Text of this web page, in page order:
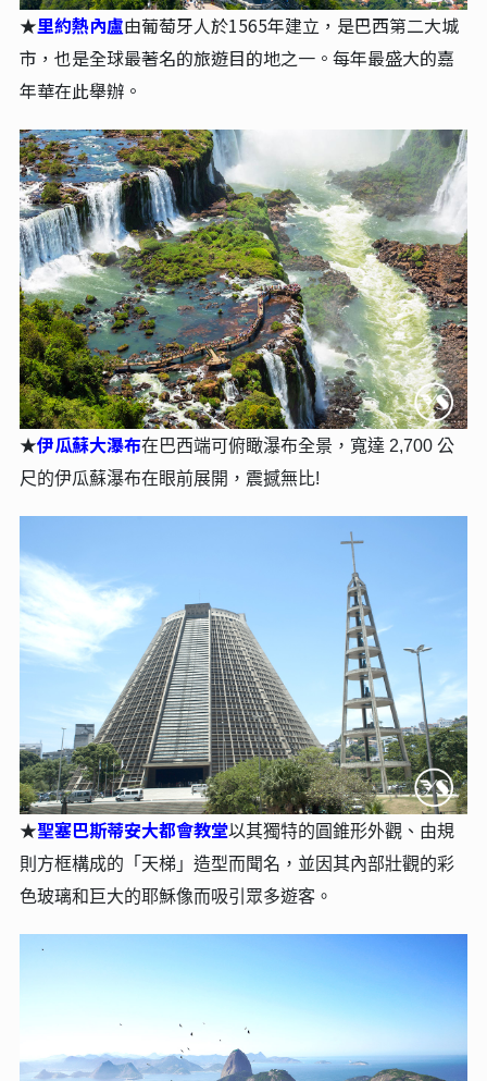
★里約熱內盧由葡萄牙人於1565年建立，是巴西第二大城
市，也是全球最著名的旅遊目的地之一。每年最盛大的嘉
年華在此舉辦。
★伊瓜蘇大瀑布在巴西端可俯瞰瀑布全景，寬達 2,700 公
尺的伊瓜蘇瀑布在眼前展開，震撼無比!
★聖塞巴斯蒂安大都會教堂以其獨特的圓錐形外觀、由規
則方框構成的「天梯」造型而聞名，並因其內部壯觀的彩
色玻璃和巨大的耶穌像而吸引眾多遊客。